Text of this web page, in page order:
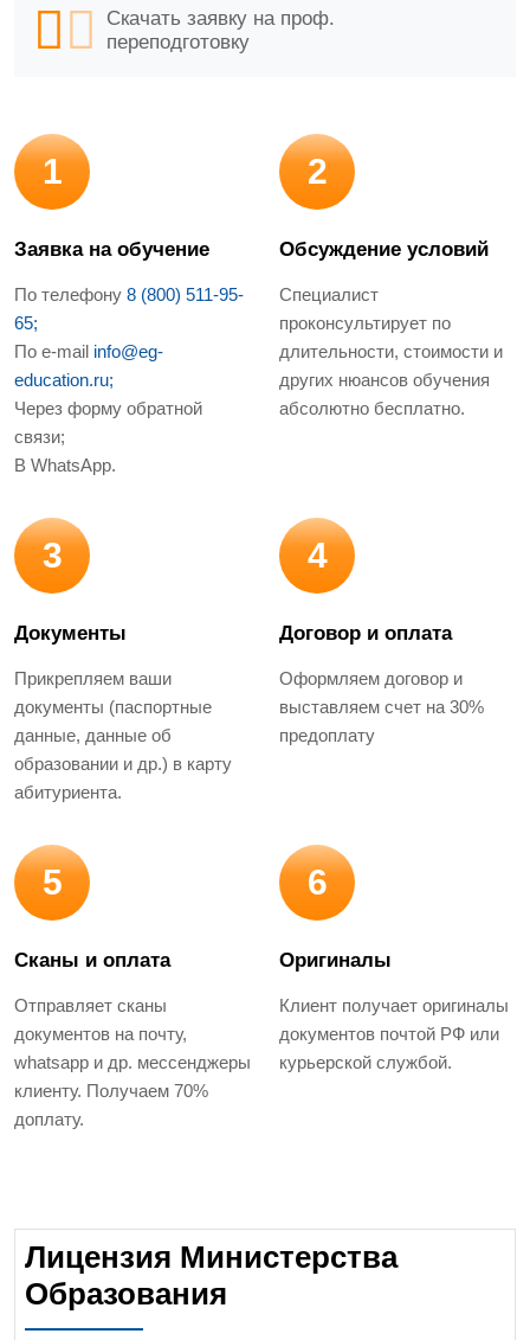
Скачать заявку на проф.
переподготовку
1
Заявка на обучение
По телефону 8 (800) 511-95-
65;
По e-mail info@eg-
education.ru;
Через форму обратной
связи;
В WhatsApp.
2
Обсуждение условий
Специалист
проконсультирует по
длительности, стоимости и
других нюансов обучения
абсолютно бесплатно.
3
Документы
Прикрепляем ваши
документы (паспортные
данные, данные об
образовании и др.) в карту
абитуриента.
4
Договор и оплата
Оформляем договор и
выставляем счет на 30%
предоплату
5
Сканы и оплата
Отправляет сканы
документов на почту,
whatsapp и др. мессенджеры
клиенту. Получаем 70%
доплату.
6
Оригиналы
Клиент получает оригиналы
документов почтой РФ или
курьерской службой.
Лицензия Министерства
Образования